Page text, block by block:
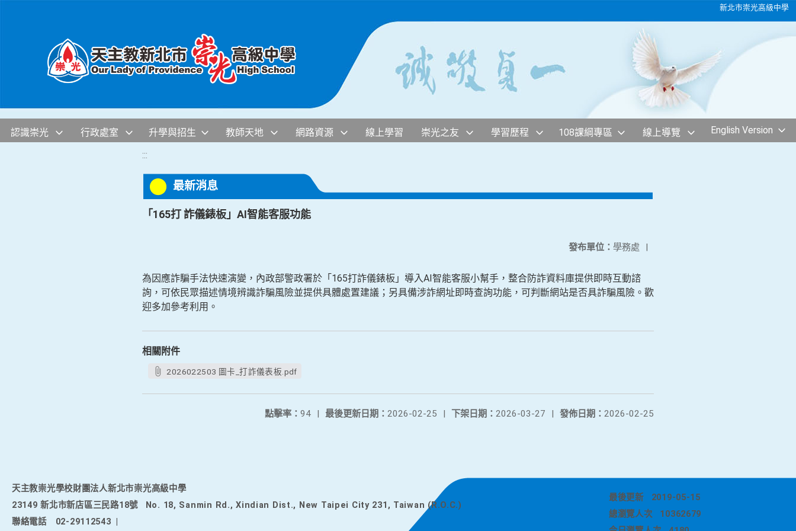
新北市崇光高級中學
認識崇光 行政處室 升學與招生 教師天地 網路資源 線上學習 崇光之友 學習歷程 108課綱專區 線上導覽 English Version
:::
最新消息
「165打 詐儀錶板」AI智能客服功能
發布單位： 學務處 |
為因應詐騙手法快速演變，內政部警政署於「165打詐儀錶板」導入AI智能客服小幫手，整合防詐資料庫提供即時互動諮
詢，可依民眾描述情境辨識詐騙風險並提供具體處置建議；另具備涉詐網址即時查詢功能，可判斷網站是否具詐騙風險。歡
迎多加參考利用。
相關附件
2026022503 圖卡_打詐儀表板.pdf
發佈日期： 2026-02-25
下架日期： 2026-03-27 |
最後更新日期： 2026-02-25 |
點擊率： 94 |
天主教崇光學校財團法人新北市崇光高級中學
23149 新北市新店區三民路18號
No. 18, Sanmin Rd., Xindian Dist., New Taipei City 231, Taiwan (R.O.C.)
聯絡電話
02-29112543
最後更新
2019-05-15
總瀏覽人次
10362679